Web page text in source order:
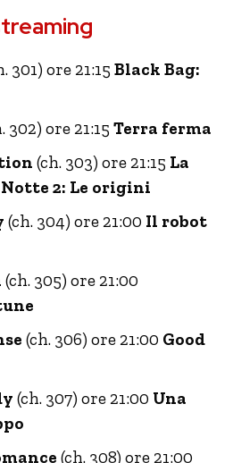
301) ore 21:15 Black Bag:
302) ore 21:15 Terra ferma
(ch. 303) ore 21:15 La
2: Le origini
(ch. 304) ore 21:00 Il robot
(ch. 305) ore 21:00
(ch. 306) ore 21:00 Good
(ch. 307) ore 21:00 Una
(ch. 308) ore 21:00